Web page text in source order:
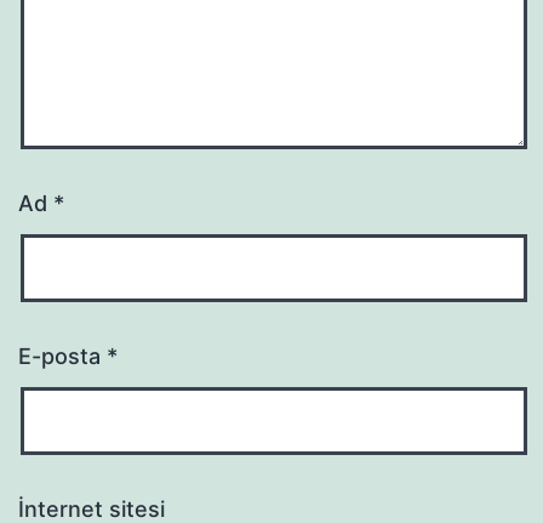
Ad *
E-posta *
İnternet sitesi